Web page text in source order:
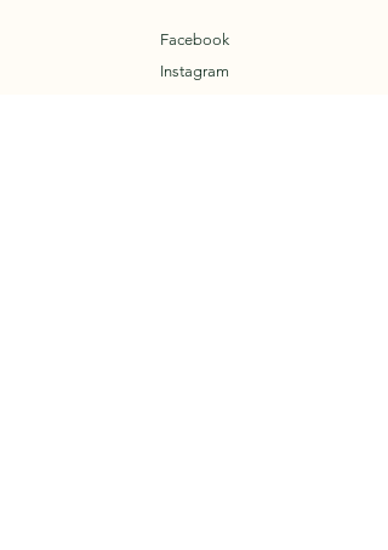
Facebook
Instagram